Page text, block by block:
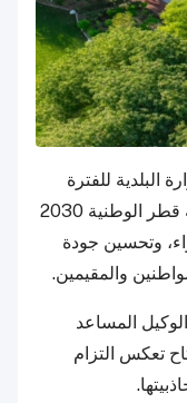
البلدية للفترة
2024-2030، وتتماشى مع أهداف رؤية قطر الوطنية 2030
وتحسين جودة
والمقيمين.
المساعد
تعكس التزام